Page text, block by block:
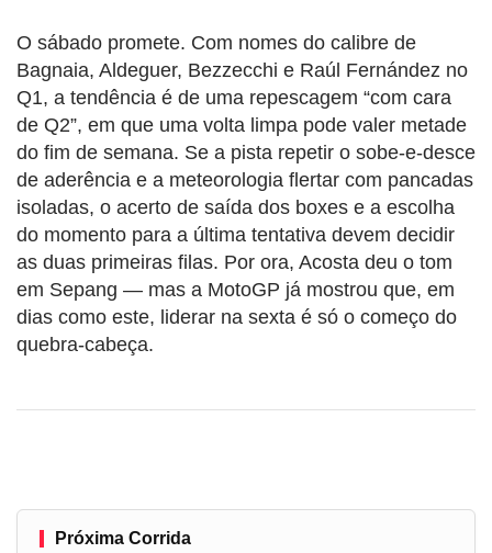
O sábado promete. Com nomes do calibre de
Bagnaia, Aldeguer, Bezzecchi e Raúl Fernández no
Q1, a tendência é de uma repescagem “com cara
de Q2”, em que uma volta limpa pode valer metade
do fim de semana. Se a pista repetir o sobe-e-desce
de aderência e a meteorologia flertar com pancadas
isoladas, o acerto de saída dos boxes e a escolha
do momento para a última tentativa devem decidir
as duas primeiras filas. Por ora, Acosta deu o tom
em Sepang — mas a MotoGP já mostrou que, em
dias como este, liderar na sexta é só o começo do
quebra-cabeça.
Próxima Corrida